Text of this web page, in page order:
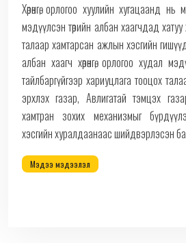
Хөрөнгө, орлогоо хуулийн хугацаанд
мэдүүлсэн төрийн албан хаагчдад
талаар хамтарсан ажлын хэсгийн
албан хаагч хөрөнгө, орлогоо худал
тайлбаргүйгээр хариуцлага тооцох
эрхлэх газар, Авлигатай тэмцэх
хамтран зохих механизмыг
хэсгийн хуралдаанаас шийдвэрлэсэн
Мэдээ мэдээлэл